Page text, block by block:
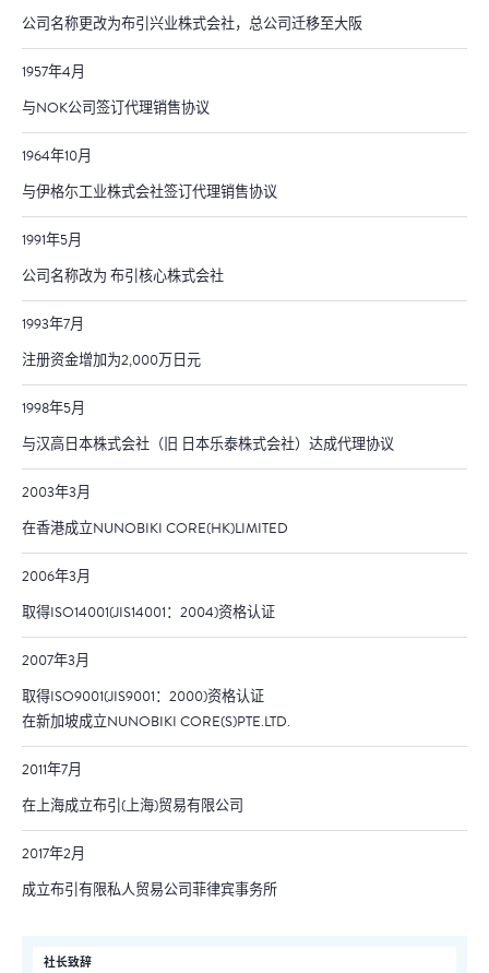
公司名称更改为布引兴业株式会社，总公司迁移至大阪
1957年4月
与NOK公司签订代理销售协议
1964年10月
与伊格尓工业株式会社签订代理销售协议
1991年5月
公司名称改为 布引核心株式会社
1993年7月
注册资金增加为2,000万日元
1998年5月
与汉高日本株式会社（旧 日本乐泰株式会社）达成代理协议
2003年3月
在香港成立NUNOBIKI CORE(HK)LIMITED
2006年3月
取得ISO14001(JIS14001：2004)资格认证
2007年3月
取得ISO9001(JIS9001：2000)资格认证
在新加坡成立NUNOBIKI CORE(S)PTE.LTD.
2011年7月
在上海成立布引(上海)贸易有限公司
2017年2月
成立布引有限私人贸易公司菲律宾事务所
社长致辞